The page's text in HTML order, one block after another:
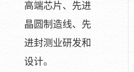
高端芯片、先进
晶圆制造线、先
进封测业研发和
设计。